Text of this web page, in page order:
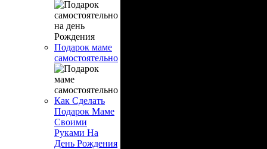
Подарок маме
самостоятельно
Как Сделать
Подарок Маме
Своими
Руками На
День Рождения